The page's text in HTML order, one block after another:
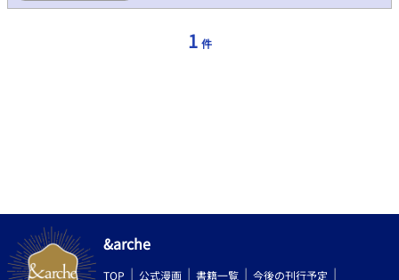
1 件
&arche
TOP 公式漫画 書籍一覧 今後の刊行予定